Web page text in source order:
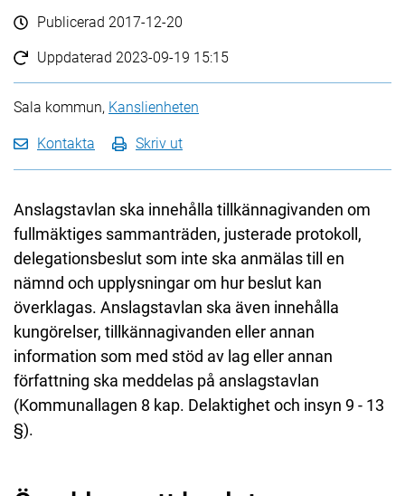
Publicerad 2017-12-20
Uppdaterad 2023-09-19 15:15
Sala kommun, Kanslienheten
Kontakta Skriv ut
Anslagstavlan ska innehålla tillkännagivanden om
fullmäktiges sammanträden, justerade protokoll,
delegationsbeslut som inte ska anmälas till en
nämnd och upplysningar om hur beslut kan
överklagas. Anslagstavlan ska även innehålla
kungörelser, tillkännagivanden eller annan
information som med stöd av lag eller annan
författning ska meddelas på anslagstavlan
(Kommunallagen 8 kap. Delaktighet och insyn 9 - 13
§).